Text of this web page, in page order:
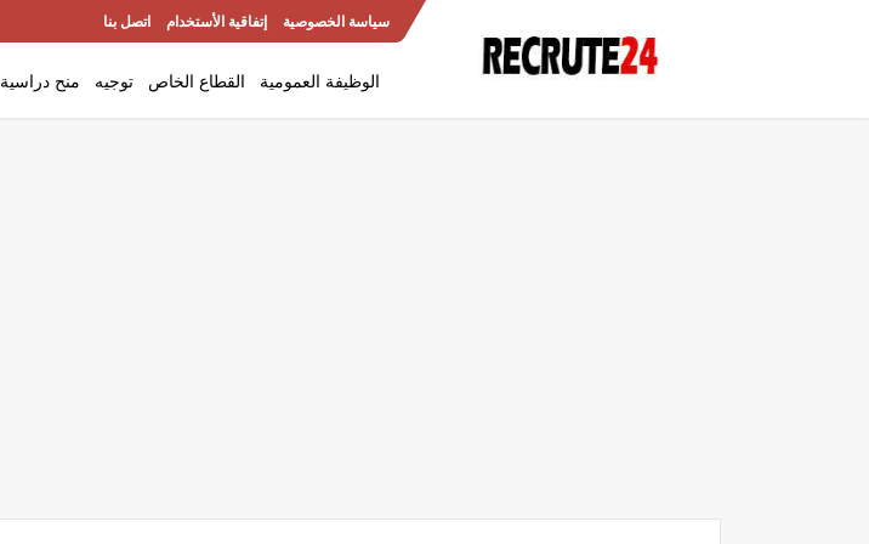
سياسة الخصوصية إتفاقية الأستخدام اتصل بنا
الوظيفة العمومية القطاع الخاص توجيه منح دراسية